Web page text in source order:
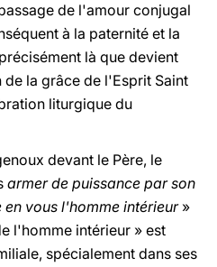
de l'amour conjugal
à la paternité et la
là que devient
la grâce de l'Esprit Saint
liturgique du
devant le Père, le
armer de puissance par son
vous l'homme intérieur»
l'homme intérieur » est
spécialement dans ses